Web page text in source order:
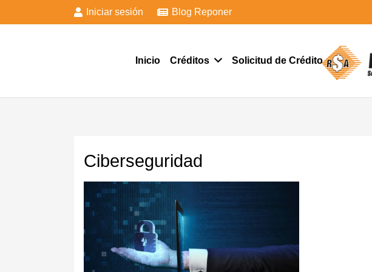
Iniciar sesión Blog Reponer
Inicio Créditos Solicitud de Crédito
Ciberseguridad